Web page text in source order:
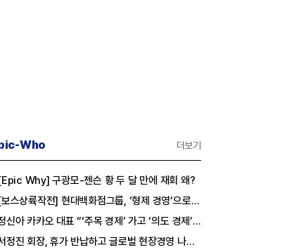
Who 더보기
Why] 구광모-젠슨 황 두 달 만에 재회 왜?
스상륙작전] 현대백화점그룹, ‘형제 경영’으로 방향 틀었다
신아 카카오 대표 “‘주목 경제’ 가고 ‘의도 경제’ 왔다”
정진 회장, 휴가 반납하고 글로벌 현장경영 나선다